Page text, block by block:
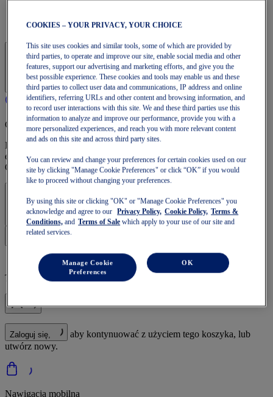
JAPAN S
Członkostwo OneASICS
Korzystaj z darmowej wysyłki, darmowych zwrotów,
ekskluzywnych zniżek i innych korzyści członkostwa
OneASICS™.
Zaloguj się | Utwórz konto
Twój koszyk jest pusty
Zaloguj się,
aby kontynuować z użyciem tego koszyka, lub
utwórz nowy.
Nawigacja mobilna
COOKIES – YOUR PRIVACY, YOUR CHOICE
This site uses cookies and similar tools, some of which are provided by
third parties, to operate and improve our site, enable social media and other
features, support our advertising and marketing efforts, and give you the
best possible experience. These cookies and tools may enable us and these
third parties to collect user data and communications, IP address and online
identifiers, referring URLs and other content and browsing information, and
to record user interactions with this site. We and these third parties use this
information to analyze and improve our performance, provide you with a
more personalized experiences, and reach you with more relevant content
and ads on this site and across third party sites.
You can review and change your preferences for certain cookies used on our
site by clicking "Manage Cookie Preferences" or click “OK” if you would
like to proceed without changing your preferences.
By using this site or clicking "OK" or "Manage Cookie Preferences" you
acknowledge and agree to our
Privacy Policy, Cookie Policy, Terms &
Conditions, and Terms of Sale which apply to your use of our site and
related services.
Manage Cookie
Preferences
OK